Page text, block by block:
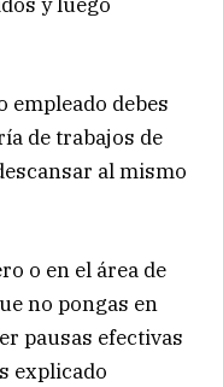
empleado debes
de trabajos de
al mismo
o en el área de
no pongas en
pausas efectivas
explicado